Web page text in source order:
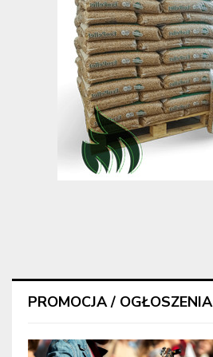
PROMOCJA / OGŁOSZENIA